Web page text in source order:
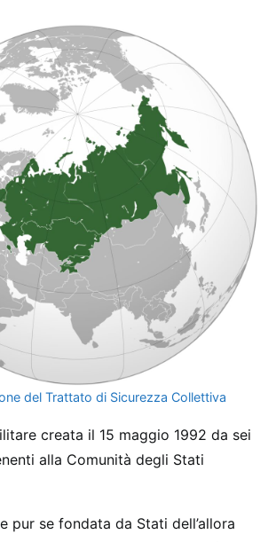
del Trattato di Sicurezza Collettiva
creata il 15 maggio 1992 da sei
alla Comunità degli Stati
pur se fondata da Stati dell’allora